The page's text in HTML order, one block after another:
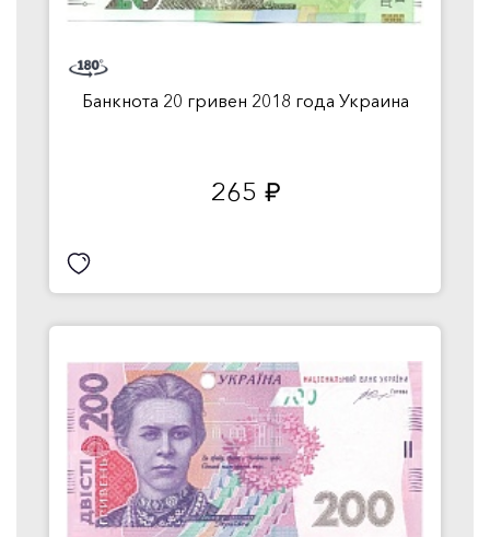
Банкнота 20 гривен 2018 года Украина
265 руб.